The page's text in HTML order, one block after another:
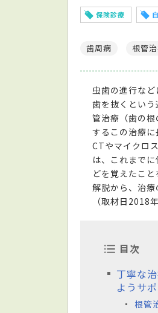
保険診療
歯周病 根管
虫歯の進行な
歯を抜くとい
管治療（歯の
するこの治療
CTやマイクロ
は、これまで
どを覚えたこ
解説から、治療
（取材日2018
目次
丁寧な
ようサ
根管